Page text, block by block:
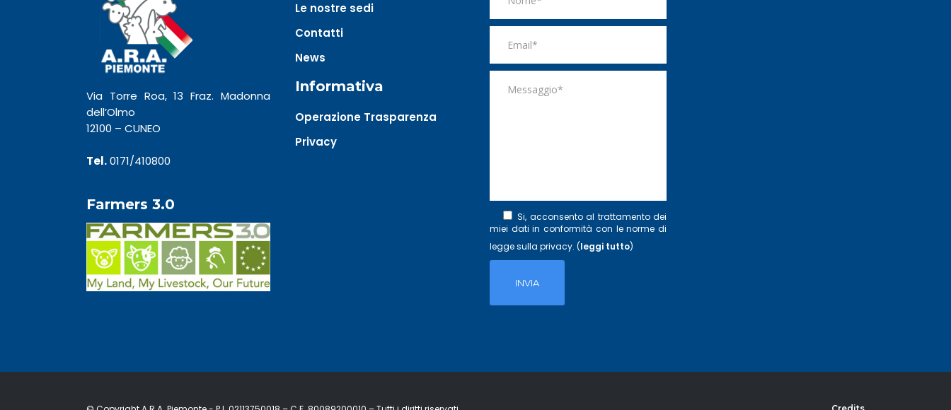
Via Torre Roa, 13 Fraz. Madonna
dell’Olmo
12100 – CUNEO
Tel.0171/410800
Farmers 3.0
Le nostre sedi
Contatti
News
Informativa
Operazione Trasparenza
Privacy
Si, acconsento al trattamento dei
miei dati in conformità con le norme di
legge sulla privacy. (leggi tutto)